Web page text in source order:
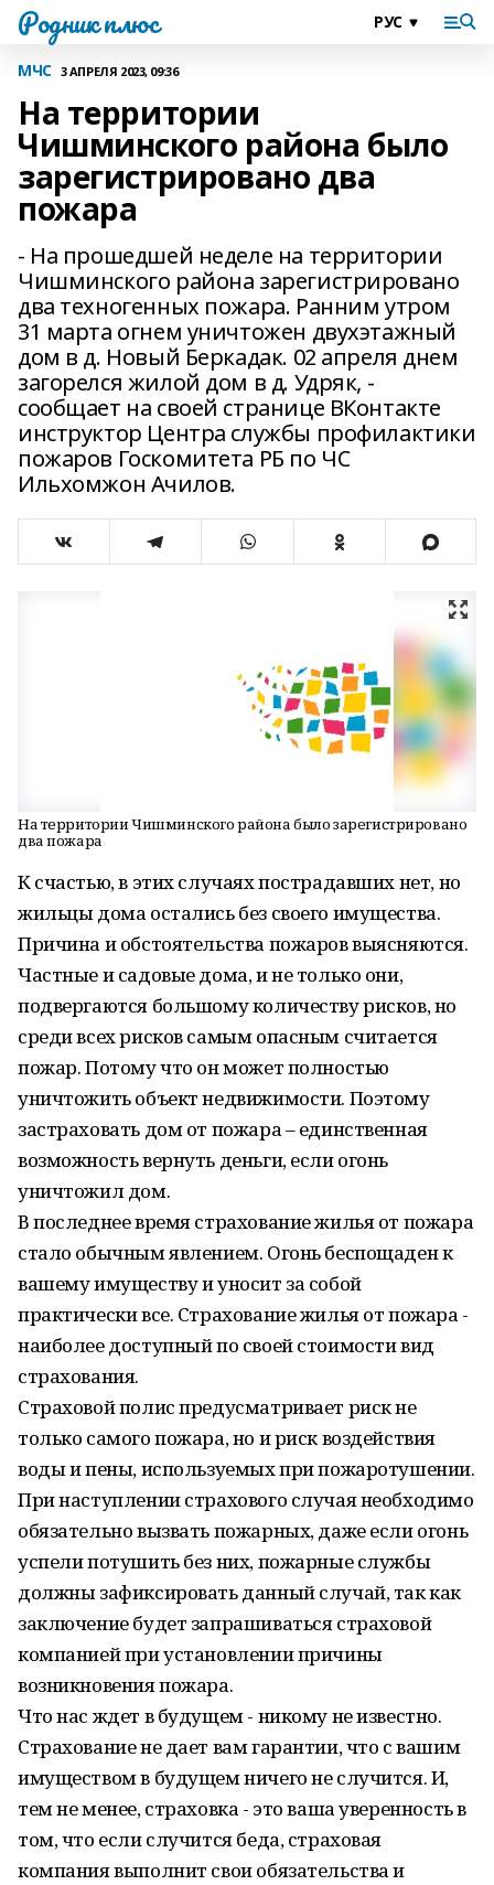
Родник плюс
МЧС 3 АПРЕЛЯ 2023, 09:36
На территории
Чишминского района было
зарегистрировано два
пожара
- На прошедшей неделе на территории
Чишминского района зарегистрировано
два техногенных пожара. Ранним утром
31 марта огнем уничтожен двухэтажный
дом в д. Новый Беркадак. 02 апреля днем
загорелся жилой дом в д. Удряк, -
сообщает на своей странице ВКонтакте
инструктор Центра службы профилактики
пожаров Госкомитета РБ по ЧС
Ильхомжон Ачилов.
На территории Чишминского района было зарегистрировано
два пожара
К счастью, в этих случаях пострадавших нет, но
жильцы дома остались без своего имущества.
Причина и обстоятельства пожаров выясняются.
Частные и садовые дома, и не только они,
подвергаются большому количеству рисков, но
среди всех рисков самым опасным считается
пожар. Потому что он может полностью
уничтожить объект недвижимости. Поэтому
застраховать дом от пожара – единственная
возможность вернуть деньги, если огонь
уничтожил дом.
В последнее время страхование жилья от пожара
стало обычным явлением. Огонь беспощаден к
вашему имуществу и уносит за собой
практически все. Страхование жилья от пожара -
наиболее доступный по своей стоимости вид
страхования.
Страховой полис предусматривает риск не
только самого пожара, но и риск воздействия
воды и пены, используемых при пожаротушении.
При наступлении страхового случая необходимо
обязательно вызвать пожарных, даже если огонь
успели потушить без них, пожарные службы
должны зафиксировать данный случай, так как
заключение будет запрашиваться страховой
компанией при установлении причины
возникновения пожара.
Что нас ждет в будущем - никому не известно.
Страхование не дает вам гарантии, что с вашим
имуществом в будущем ничего не случится. И,
тем не менее, страховка - это ваша уверенность в
том, что если случится беда, страховая
компания выполнит свои обязательства и